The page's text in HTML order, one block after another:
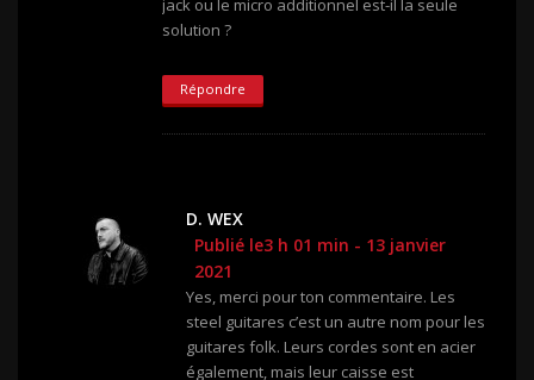
jack ou le micro additionnel est-il la seule
solution ?
Répondre
D. WEX
Publié le3 h 01 min - 13 janvier
2021
Yes, merci pour ton commentaire. Les
steel guitares c’est un autre nom pour les
guitares folk. Leurs cordes sont en acier
également, mais leur caisse est